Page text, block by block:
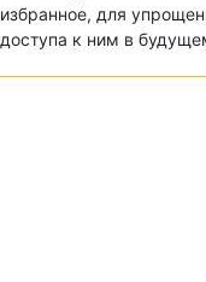
избранное, для
доступа к ним в